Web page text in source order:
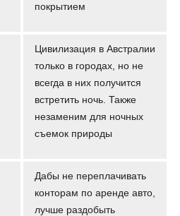
покрытием
Цивилизация в Австралии
только в городах, но не
всегда в них получится
встретить ночь. Также
незаменим для ночных
съемок природы
Дабы не переплачивать
конторам по аренде авто,
лучше раздобыть